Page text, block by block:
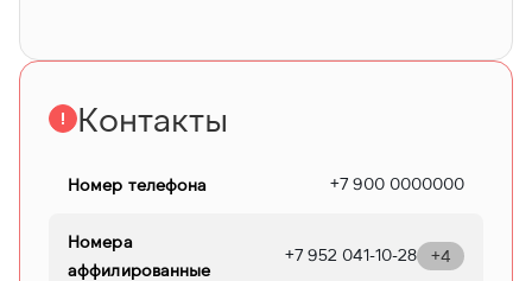
Контакты
Номер телефона +7 900 0000000
Номера
аффилированные
+7 952 041-10-28 +4